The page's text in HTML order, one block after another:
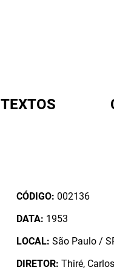
TEXTOS
CÓDIGO: 002136
DATA: 1953
LOCAL: São Paulo /
DIRETOR: Thiré, Carlos